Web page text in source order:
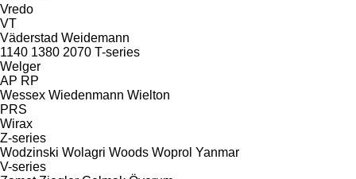
Vredo
VT
Väderstad Weidemann
1140 1380 2070 T-series
Welger
AP RP
Wessex Wiedenmann Wielton
PRS
Wirax
Z-series
Wodzinski Wolagri Woods Woprol Yanmar
V-series